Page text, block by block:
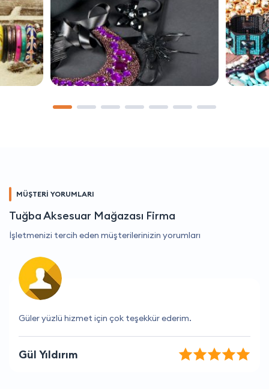
MÜŞTERİ YORUMLARI
Tuğba Aksesuar Mağazası Firma
İşletmenizi tercih eden müşterilerinizin yorumları
Harika bir firma, hizmetlerinden çok memnunum
Aysun Ata